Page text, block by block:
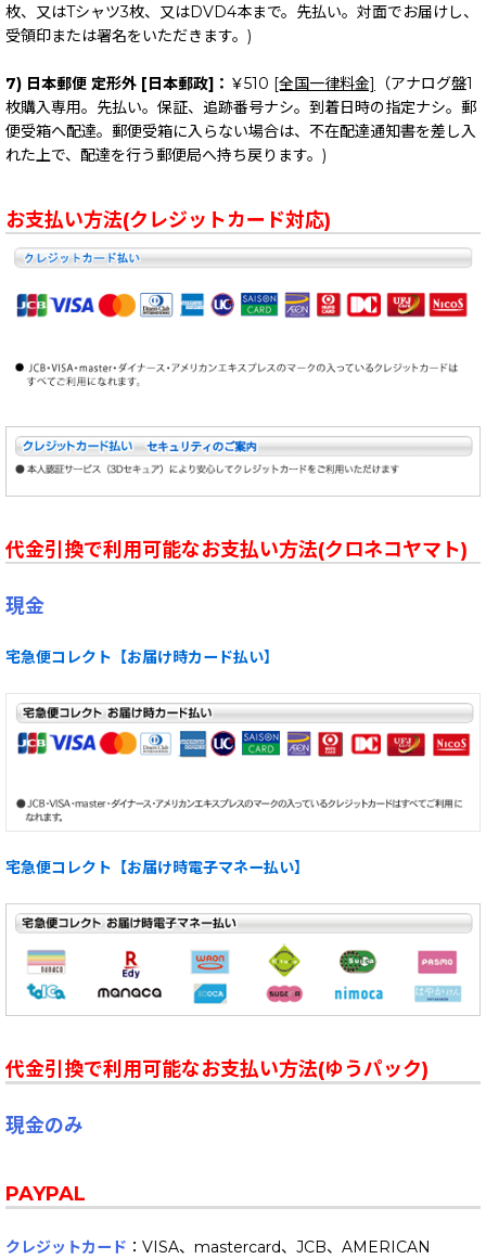
枚、又はTシャツ3枚、又はDVD4本まで。先払い。対面でお届けし、
受領印または署名をいただきます。)
7) 日本郵便 定形外 [日本郵政]： ￥510 [全国一律料金]
（アナログ盤1
枚購入専用。先払い。保証、追跡番号ナシ。到着日時の指定ナシ。郵
便受箱へ配達。郵便受箱に入らない場合は、不在配達通知書を差し入
れた上で、配達を行う郵便局へ持ち戻ります。)
お支払い方法(クレジットカード対応)
代金引換で利用可能なお支払い方法(クロネコヤマト)
現金
宅急便コレクト【お届け時カード払い】
宅急便コレクト【お届け時電子マネー払い】
代金引換で利用可能なお支払い方法(ゆうパック)
現金のみ
PAYPAL
クレジットカード ：VISA、mastercard、JCB、AMERICAN